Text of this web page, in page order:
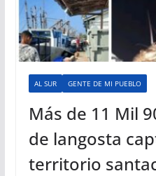
AL SUR GENTE DE MI PUEBLO
Más de 11 Mil
de langosta
territorio